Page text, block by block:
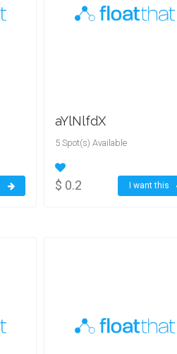
aYlNlfdX
5 Spot(s) Available
$ 0.2 I want this